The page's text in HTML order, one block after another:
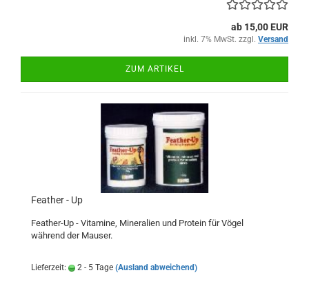
ab 15,00 EUR
inkl. 7% MwSt. zzgl. Versand
ZUM ARTIKEL
Feather - Up
Feather-Up - Vitamine, Mineralien und Protein für Vögel
während der Mauser.
Lieferzeit: 2 - 5 Tage (Ausland abweichend)